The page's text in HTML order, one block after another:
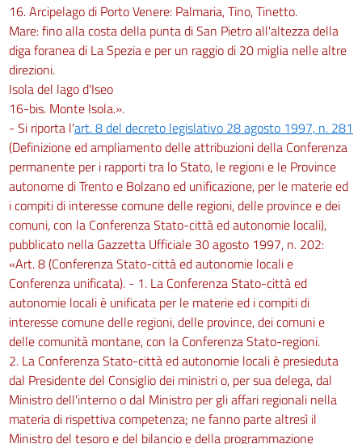
16. Arcipelago di Porto Venere: Palmaria, Tino, Tinetto.
Mare: fino alla costa della punta di San Pietro all'altezza della
diga foranea di La Spezia e per un raggio di 20 miglia nelle altre
direzioni.
Isola del lago d'Iseo
16-bis. Monte Isola.».
- Si riporta l'art. 8 del decreto legislativo 28 agosto 1997, n. 281
(Definizione ed ampliamento delle attribuzioni della Conferenza
permanente per i rapporti tra lo Stato, le regioni e le Province
autonome di Trento e Bolzano ed unificazione, per le materie ed
i compiti di interesse comune delle regioni, delle province e dei
comuni, con la Conferenza Stato-città ed autonomie locali),
pubblicato nella Gazzetta Ufficiale 30 agosto 1997, n. 202:
«Art. 8 (Conferenza Stato-città ed autonomie locali e
Conferenza unificata). - 1. La Conferenza Stato-città ed
autonomie locali è unificata per le materie ed i compiti di
interesse comune delle regioni, delle province, dei comuni e
delle comunità montane, con la Conferenza Stato-regioni.
2. La Conferenza Stato-città ed autonomie locali è presieduta
dal Presidente del Consiglio dei ministri o, per sua delega, dal
Ministro dell'interno o dal Ministro per gli affari regionali nella
materia di rispettiva competenza; ne fanno parte altresì il
Ministro del tesoro e del bilancio e della programmazione